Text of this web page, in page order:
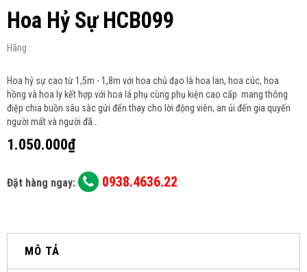
Hoa Hỷ Sự HCB099
Hãng :
Hoa hỷ sự cao từ 1,5m - 1,8m với hoa chủ đạo là hoa lan, hoa cúc, hoa
hồng và hoa ly kết hợp với hoa lá phụ cùng phụ kiện cao cấp mang thông
điệp chia buồn sâu sắc gửi đến thay cho lời động viên, an ủi đến gia quyến
người mất và người đã...
1.050.000₫
Đặt hàng ngay: 0938.4636.22
MÔ TẢ